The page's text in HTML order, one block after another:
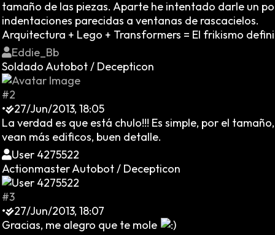
tamaño de las piezas. Aparte he intentado darle un
indentaciones parecidas a ventanas de rascacielos.
Arquitectura + Lego + Transformers = El frikismo
Eddie_Bb
Soldado Autobot / Decepticon
#2
•
27/Jun/2013, 18:05
La verdad es que está chulo!!! Es simple, por el
vean más edificos, buen detalle.
User 4275522
Actionmaster Autobot / Decepticon
#3
•
27/Jun/2013, 18:07
Gracias, me alegro que te mole